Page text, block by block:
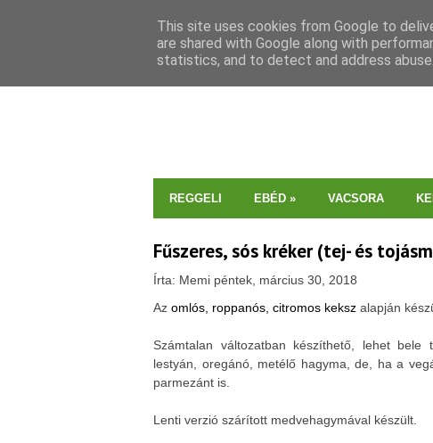
REGGELI EBÉD » VACSORA
Fűszeres, sós kréker (tej- és
Írta: Memi péntek, március 30, 2018
Az omlós, roppanós, citromos keksz alapján
Számtalan változatban készíthető, lehet bele
lestyán, oregánó, metélő hagyma, de, ha a
parmezánt is.
Lenti verzió szárított medvehagymával készült.
This site uses cookies from Google to
are shared with Google along with
statistics, and to detect and address abuse.